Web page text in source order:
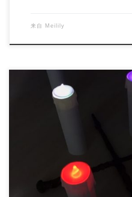
来自 Meilily
Projects to be showcased: